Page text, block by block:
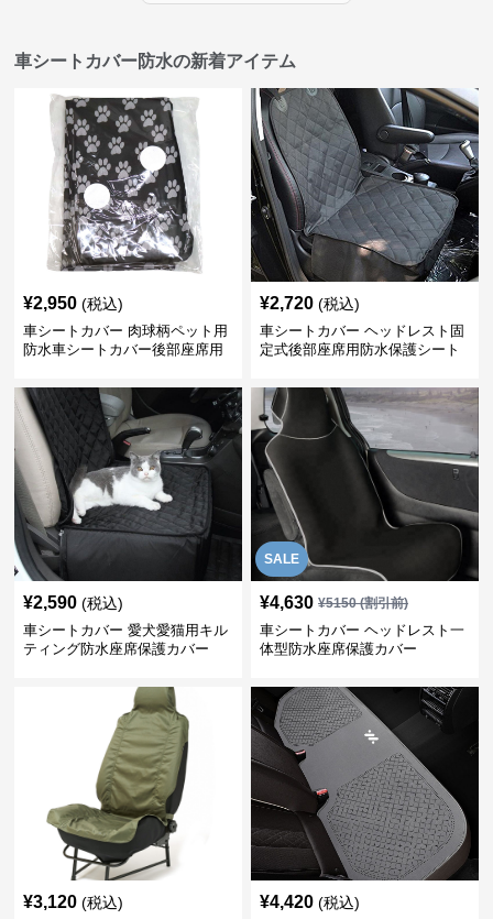
車シートカバー防水の新着アイテム
¥2,950 (税込)
車シートカバー 肉球柄ペット用
防水車シートカバー後部座席用
¥2,720 (税込)
車シートカバー ヘッドレスト固
定式後部座席用防水保護シート
¥2,590 (税込)
車シートカバー 愛犬愛猫用キル
ティング防水座席保護カバー
SALE
¥4,630 ¥5150(割引前)
車シートカバー ヘッドレスト一
体型防水座席保護カバー
¥3,120 (税込) ¥4,420 (税込)